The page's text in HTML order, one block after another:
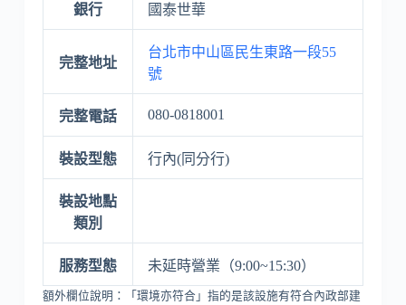
銀行 國泰世華
完整地址
台北市中山區民生東路一段55
號
完整電話 080-0818001
裝設型態 行內(同分行)
裝設地點
類別
服務型態 未延時營業（9:00~15:30）
額外欄位說明：「環境亦符合」指的是該設施有符合內政部建